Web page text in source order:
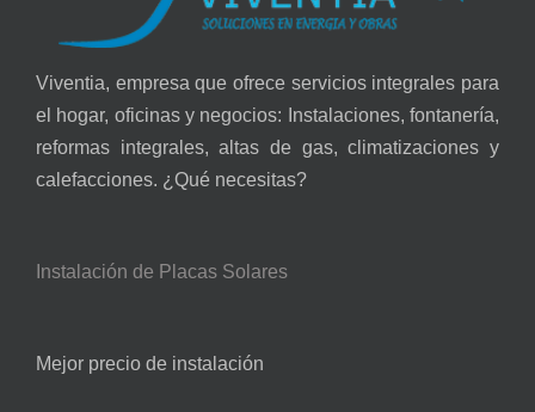
Viventia, empresa que ofrece servicios integrales para
el hogar, oficinas y negocios: Instalaciones, fontanería,
reformas integrales, altas de gas, climatizaciones y
calefacciones. ¿Qué necesitas?
Instalación de Placas Solares
Mejor precio de instalación